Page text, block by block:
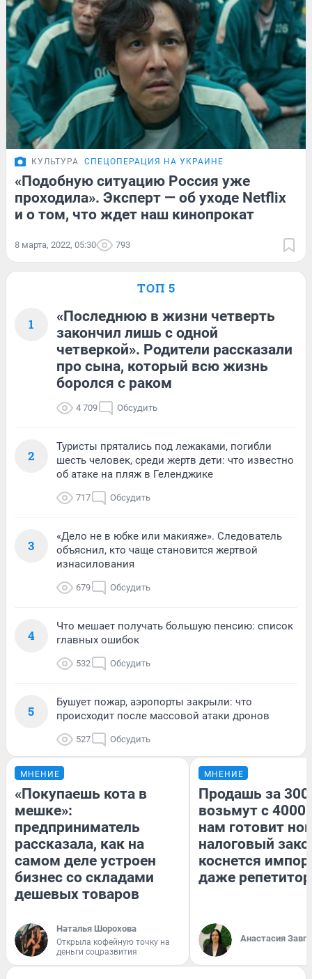
КУЛЬТУРА СПЕЦОПЕРАЦИЯ НА УКРАИНЕ
«Подобную ситуацию Россия уже
проходила». Эксперт — об уходе Netflix
и о том, что ждет наш кинопрокат
8 марта, 2022, 05:30 793
ТОП 5
1
«Последнюю в жизни четверть
закончил лишь с одной
четверкой». Родители рассказали
про сына, который всю жизнь
боролся с раком
4 709 Обсудить
2
Туристы прятались под лежаками, погибли
шесть человек, среди жертв дети: что известно
об атаке на пляж в Геленджике
717 Обсудить
3
«Дело не в юбке или макияже». Следователь
объяснил, кто чаще становится жертвой
изнасилования
679 Обсудить
4
Что мешает получать большую пенсию: список
главных ошибок
532 Обсудить
5
Бушует пожар, аэропорты закрыли: что
происходит после массовой атаки дронов
527 Обсудить
МНЕНИЕ
«Покупаешь кота в
мешке»:
предприниматель
рассказала, как на
самом деле устроен
бизнес со складами
дешевых товаров
Наталья Шорохова
Открыла кофейную точку на
деньги соцразвития
МНЕНИЕ
Продашь за
возьмут с
нам готовит
налоговый
коснется
даже
Анастасия